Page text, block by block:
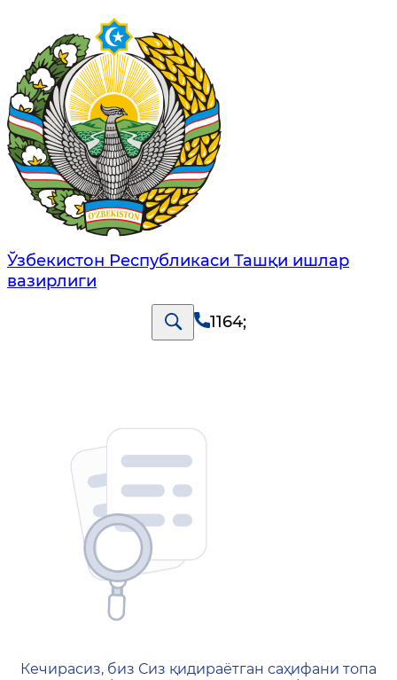
Ўзбекистон Республикаси Ташқи ишлар
вазирлиги
1164;
404 — Страница не
Кечирасиз, биз Сиз қидираётган саҳифани топа